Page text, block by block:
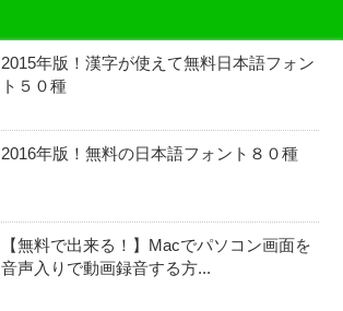
2015年版！漢字が使えて無料日本語フォン
ト５０種
2016年版！無料の日本語フォント８０種
【無料で出来る！】Macでパソコン画面を
音声入りで動画録音する方...